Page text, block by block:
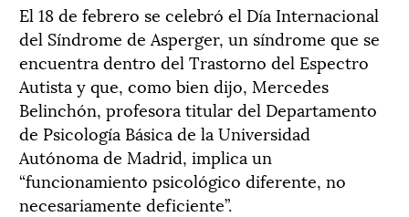
El 18 de febrero se celebró el Día Internacional
del Síndrome de Asperger, un síndrome que se
encuentra dentro del Trastorno del Espectro
Autista y que, como bien dijo, Mercedes
Belinchón, profesora titular del Departamento
de Psicología Básica de la Universidad
Autónoma de Madrid, implica un
“funcionamiento psicológico diferente, no
necesariamente deficiente”.